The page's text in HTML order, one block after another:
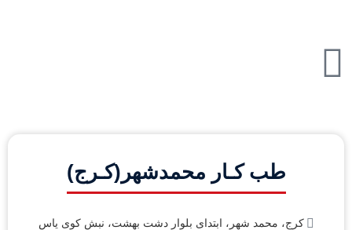
طب کـار محمدشهر(کـرج)
کرج، محمد شهر، ابتدای بلوار دشت بهشت، نبش کوی یاس